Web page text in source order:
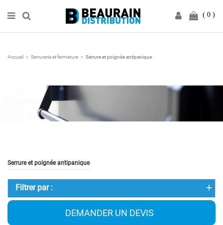
0
Accueil Serrurerie et fermeture Serrure et poignée antipanique
Serrure et poignée antipanique
Filtrer par :
DEMANDER UN DEVIS